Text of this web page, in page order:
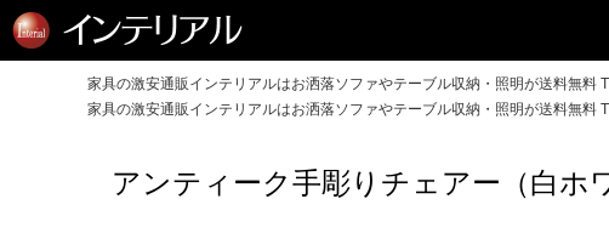
家具の激安通販インテリアルはお洒落ソファやテーブル収納・照明が送料無料
家具の激安通販インテリアルはお洒落ソファやテーブル収納・照明が送料無料
アンティーク手彫りチェアー（白ホ